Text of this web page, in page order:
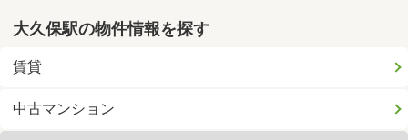
大久保駅の物件情報を探す
賃貸
中古マンション